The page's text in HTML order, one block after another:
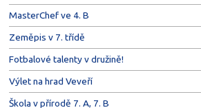
MasterChef ve 4. B
Zeměpis v 7. třídě
Fotbalové talenty v družině!
Výlet na hrad Veveří
Škola v přírodě 7. A, 7. B